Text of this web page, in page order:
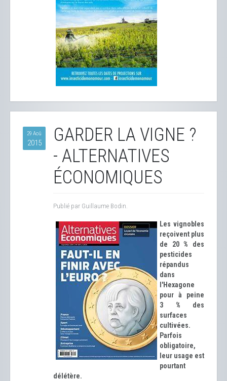
29 Aoû
2015
GARDER LA VIGNE ?
- ALTERNATIVES
ÉCONOMIQUES
Publié par Guillaume Bodin.
Les vignobles
reçoivent plus
de 20 % des
pesticides
répandus
dans
l'Hexagone
pour à peine
3 % des
surfaces
cultivées.
Parfois
obligatoire,
leur usage est
pourtant
délétère.